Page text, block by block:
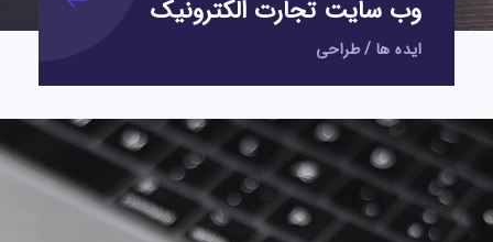
وب سایت تجارت الکترونیک
ایده ها /طراحی